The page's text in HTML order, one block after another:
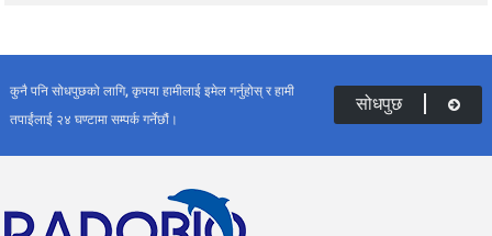
कुनै पनि सोधपुछको लागि, कृपया हामीलाई इमेल गर्नुहोस् र हामी
तपाईंलाई २४ घण्टामा सम्पर्क गर्नेछौं।
सोधपुछ